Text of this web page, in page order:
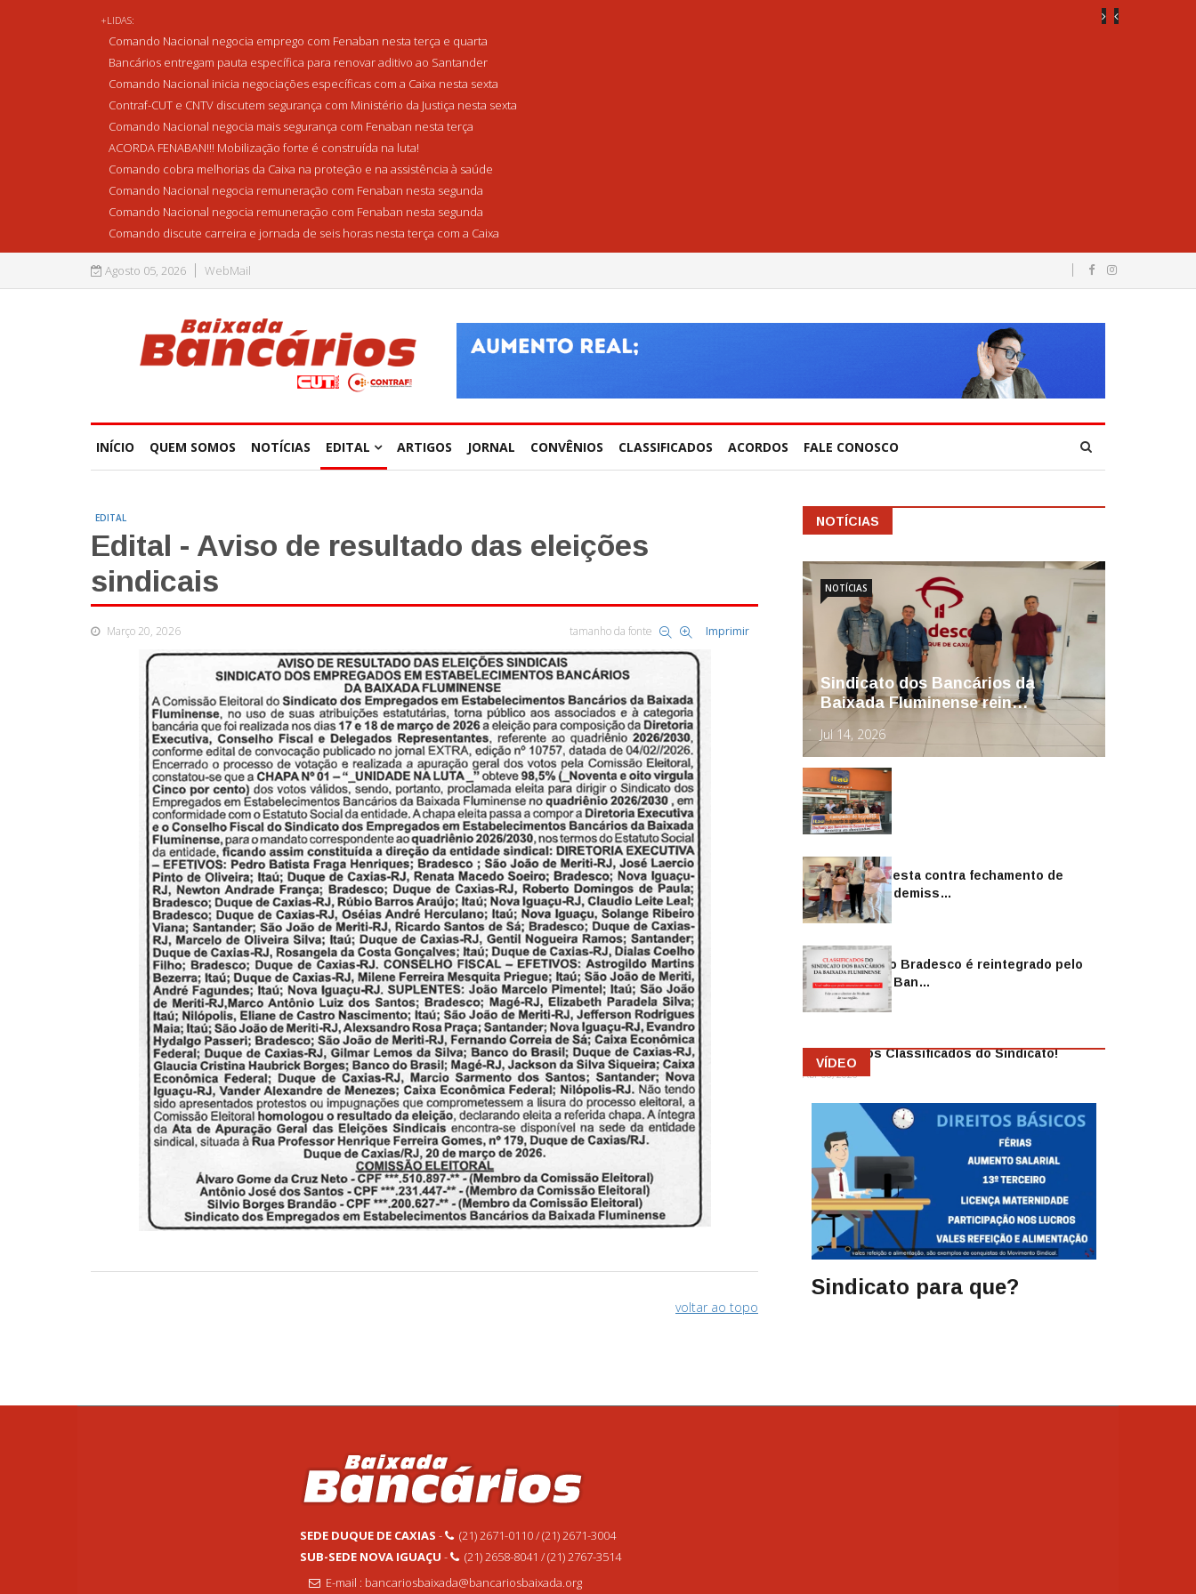
+LIDAS:
Comando Nacional negocia emprego com Fenaban nesta terça e quarta
Bancários entregam pauta específica para renovar aditivo ao Santander
Comando Nacional inicia negociações específicas com a Caixa nesta sexta
Contraf-CUT e CNTV discutem segurança com Ministério da Justiça nesta sexta
Comando Nacional negocia mais segurança com Fenaban nesta terça
ACORDA FENABAN!!! Mobilização forte é construída na luta!
Comando cobra melhorias da Caixa na proteção e na assistência à saúde
Comando Nacional negocia remuneração com Fenaban nesta segunda
Comando Nacional negocia remuneração com Fenaban nesta segunda
Comando discute carreira e jornada de seis horas nesta terça com a Caixa
Agosto 05, 2026 WebMail
INÍCIO QUEM SOMOS NOTÍCIAS EDITAL ARTIGOS JORNAL CONVÊNIOS CLASSIFICADOS ACORDOS FALE CONOSCO
EDITAL
Edital - Aviso de resultado das eleições
sindicais
Março 20, 2026 tamanho da fonte Imprimir
voltar ao topo
NOTÍCIAS
Sindicato dos Bancários da
Baixada Fluminense rein…
Jul 14, 2026
NOTÍCIAS
Sindicato protesta contra fechamento de
agências e as demiss…
Mai 13, 2026
Funcionário do Bradesco é reintegrado pelo
Sindicato dos Ban…
Abr 08, 2026
Anuncie nos Classificados do Sindicato!
Abr 08, 2026
VÍDEO
Sindicato para que?
SEDE DUQUE DE CAXIAS -
(21) 2671-0110 / (21) 2671-3004
SUB-SEDE NOVA IGUAÇU -
(21) 2658-8041 / (21) 2767-3514
E-mail : bancariosbaixada@bancariosbaixada.org